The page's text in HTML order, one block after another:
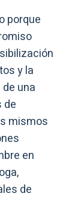
porque
y la
una
de
mismos
en
de